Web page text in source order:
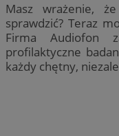
Masz wrażenie,
sprawdzić? Teraz
Firma Audiofon
profilaktyczne
każdy chętny,